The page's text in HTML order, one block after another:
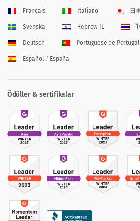
Français Italiano 日
Svenska Hebrew IL ไ
Deutsch Portuguese de Portugal
Español / España
Ödüller & sertifikalar